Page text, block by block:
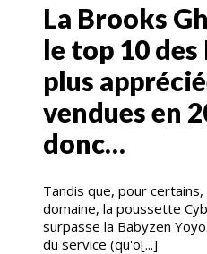
La Brooks
le top 10 des
plus
vendues en
donc…
Tandis que, pour
domaine, la poussette
surpasse la Babyzen
du service (qu'o[...]